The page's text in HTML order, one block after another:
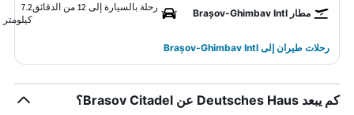
مطار Brașov-Ghimbav Intl
رحلة بالسيارة إلى 12 من الدقائق
7.2
كيلومتر
رحلات طيران إلى Brașov-Ghimbav Intl
كم يبعد Deutsches Haus عن Brasov Citadel؟